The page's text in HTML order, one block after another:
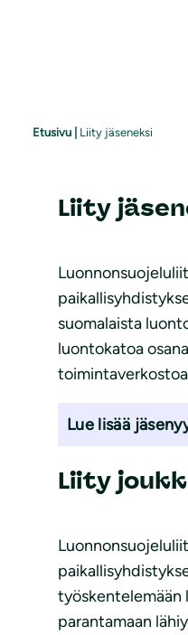
Etusivu | Liity jäseneksi
Liity
suomalaista
luontokatoa
Lue lisää
Liity
työskentelemään
parantamaan